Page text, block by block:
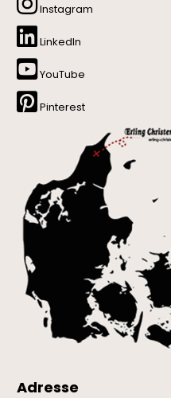
Instagram
LinkedIn
YouTube
Pinterest
Adresse